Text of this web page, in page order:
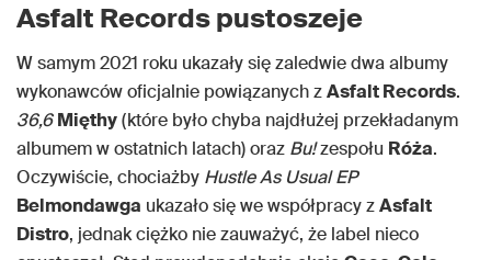
Asfalt Records pustoszeje
W samym 2021 roku ukazały się zaledwie dwa albumy
wykonawców oficjalnie powiązanych zAsfalt Records.
36,6 Mięthy(które było chyba najdłużej przekładanym
albumem w ostatnich latach) oraz Bu!zespołu Róża.
Oczywiście, chociażby Hustle As Usual EP
Belmondawga ukazało się we współpracy zAsfalt
Distro, jednak ciężko nie zauważyć, że label nieco